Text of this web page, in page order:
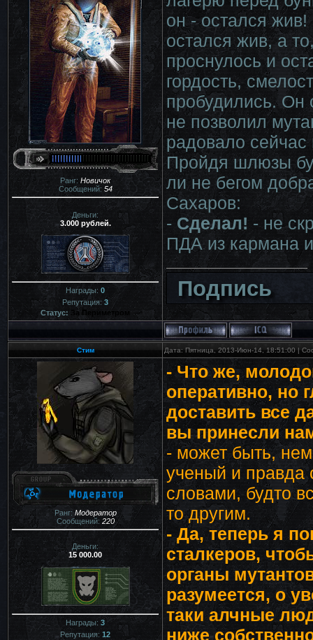
Ранг: Новичок
Сообщений: 54
Деньги:
3.000 рублей.
Награды: 0
Репутация:3
Статус: За Периметром
он - остался
остался жив, а
проснулось и
гордость,
пробудились. Он
не позволил
радовало сейчас
Пройдя шлюзы
ли не бегом
Сахаров:
- Сделал!- не
ПДА из кармана
Подпись
Стим Дата: Пятница, 2013-Июн-14, 18:51:00 |
Ранг:Модератор
Сообщений: 220
Деньги:
15 000.00
Награды: 3
Репутация: 12
- Что же,
оперативно, но
доставить все
вы принесли
- может быть,
ученый и правда
словами, будто
то другим.
- Да, теперь я
сталкеров,
органы
разумеется, о
таки алчные
ниже